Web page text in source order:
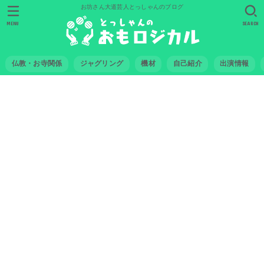
お坊さん大道芸人とっしゃんのブログ
仏教・お寺関係 ジャグリング 機材 自己紹介 出演情報
SEARCH
MENU